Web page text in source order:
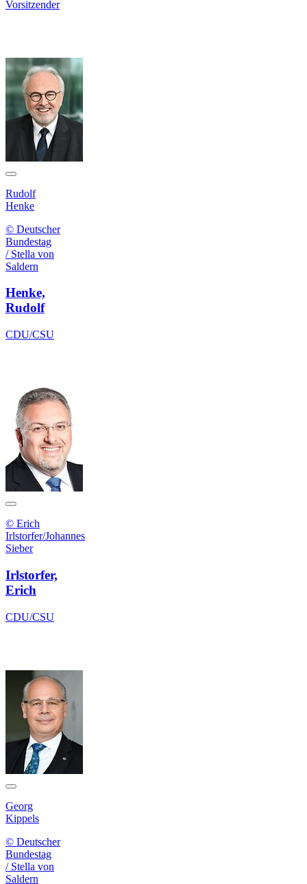
Vorsitzender
Rudolf
Henke
© Deutscher
Bundestag
/ Stella von
Saldern
Henke,
Rudolf
CDU/CSU
© Erich
Irlstorfer/Johannes
Sieber
Irlstorfer,
Erich
CDU/CSU
Georg
Kippels
© Deutscher
Bundestag
/ Stella von
Saldern